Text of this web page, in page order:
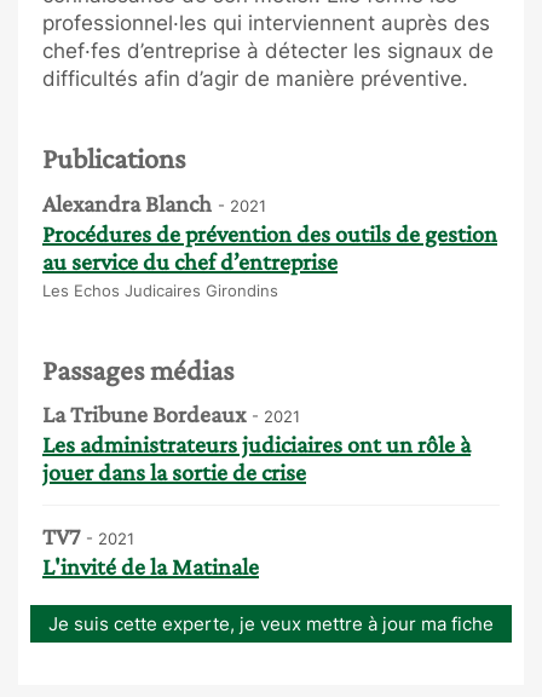
professionnel·les qui interviennent auprès des
chef·fes d’entreprise à détecter les signaux de
difficultés afin d’agir de manière préventive.
Publications
Alexandra Blanch - 2021
Procédures de prévention des outils de gestion
au service du chef d’entreprise
Les Echos Judicaires Girondins
Passages médias
La Tribune Bordeaux - 2021
Les administrateurs judiciaires ont un rôle à
jouer dans la sortie de crise
TV7 - 2021
L'invité de la Matinale
Je suis cette experte, je veux mettre à jour ma fiche